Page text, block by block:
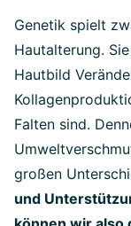
Genetik spielt
Hautalterung.
Hautbild
Falten sind.
großen
und